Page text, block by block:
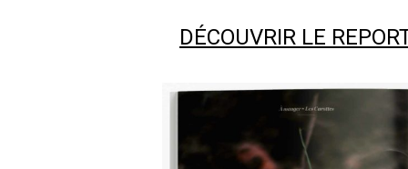
DÉCOUVRIR LE